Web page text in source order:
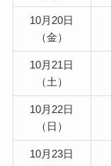
10月20日
（金）
10月21日
（土）
10月22日
（日）
10月23日